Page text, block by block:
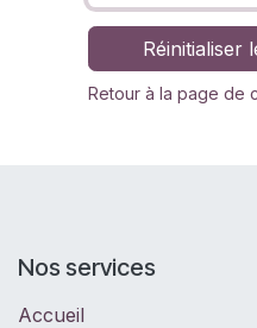
Réinitialiser
Retour à la page de
Nos services
Accueil